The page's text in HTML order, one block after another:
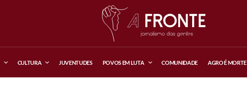
CULTURA JUVENTUDES POVOS EM LUTA COMUNIDADE AGRO É MORTE